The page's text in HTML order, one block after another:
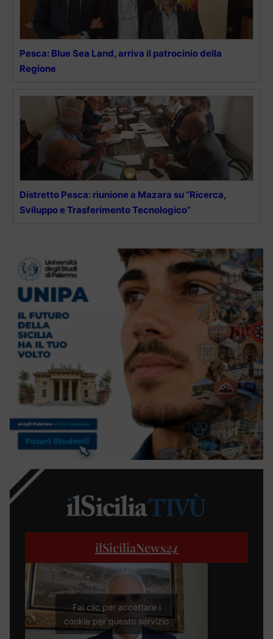
Pesca: Blue Sea Land, arriva il patrocinio della
Regione
Distretto Pesca: riunione a Mazara su “Ricerca,
Sviluppo e Trasferimento Tecnologico”
ilSiciliaNews24
Fai clic per accettare i
cookie per questo servizio